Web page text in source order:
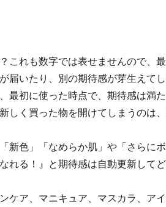
これも数字では表せませんので、
届いたり、別の期待感が芽生えて
最初に使った時点で、期待感は満
しく買った物を開けてしまうのは、
新色」「なめらか肌」や「さらに
れる！』と期待感は自動更新してど
ケア、マニキュア、マスカラ、ア